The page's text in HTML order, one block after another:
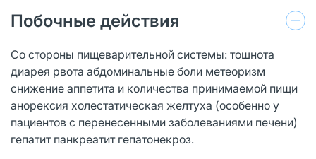
Побочные действия
Со стороны пищеварительной системы: тошнота
диарея рвота абдоминальные боли метеоризм
снижение аппетита и количества принимаемой пищи
анорексия холестатическая желтуха (особенно у
пациентов с перенесенными заболеваниями печени)
гепатит панкреатит гепатонекроз.